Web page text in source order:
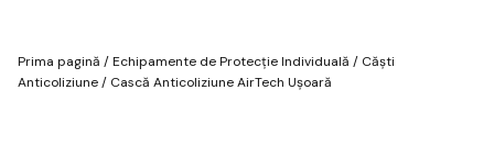
Prima pagină /Echipamente de Protecție Individuală / Căști
Anticoliziune/ Cască Anticoliziune AirTech Ușoară